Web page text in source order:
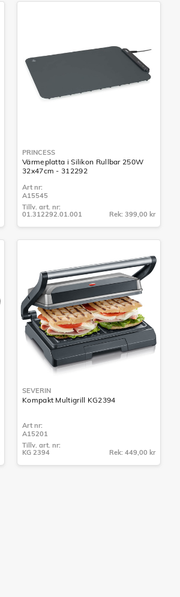
PRINCESS
Värmeplatta i Silikon Rullbar 250W
32x47cm - 312292
Art nr:
A15545
01.312292.01.001
Tillv. art. nr:
01.312292.01.001
Rek: 399,00 kr
SEVERIN
Kompakt Multigrill KG2394
Art nr:
A15201
KG 2394
Tillv. art. nr:
KG 2394
Rek: 449,00 kr